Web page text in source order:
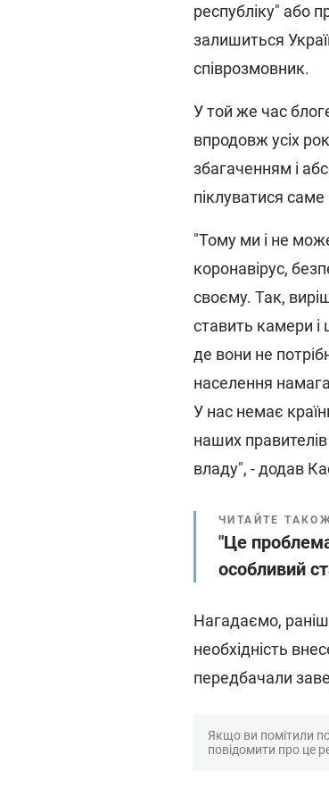
республіку" або
залишиться
співрозмовник.
У той же час
впродовж усіх
збагаченням і
піклуватися
"Тому ми і не
коронавірус,
своєму. Так,
ставить камери
де вони не
населення
У нас немає
наших
владу", - додав
ЧИТАЙТЕ
"Це
особливий
Нагадаємо,
необхідність
передбачали
Якщо ви помітили
повідомити про це